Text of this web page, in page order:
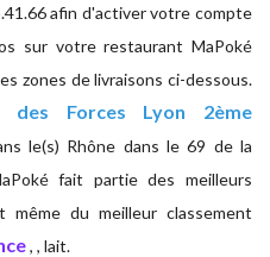
afin d'activer votre compte
sur votre restaurant MaPoké
zones de livraisons ci-dessous.
des Forces Lyon 2ème
le(s) Rhône dans le 69 de la
fait partie des meilleurs
du meilleur classement
, , lait.